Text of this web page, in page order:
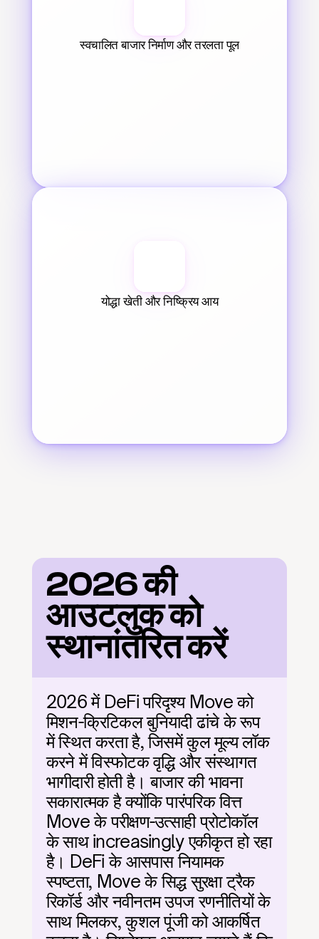
स्वचालित बाजार निर्माण और तरलता पूल
योद्धा खेती और निष्क्रिय आय
2026 की
आउटलुक को
स्थानांतरित करें
2026 में DeFi परिदृश्य Move को
मिशन-क्रिटिकल बुनियादी ढांचे के रूप
में स्थित करता है, जिसमें कुल मूल्य लॉक
करने में विस्फोटक वृद्धि और संस्थागत
भागीदारी होती है। बाजार की भावना
सकारात्मक है क्योंकि पारंपरिक वित्त
Move के परीक्षण-उत्साही प्रोटोकॉल
के साथ increasingly एकीकृत हो रहा
है। DeFi के आसपास नियामक
स्पष्टता, Move के सिद्ध सुरक्षा ट्रैक
रिकॉर्ड और नवीनतम उपज रणनीतियों के
साथ मिलकर, कुशल पूंजी को आकर्षित